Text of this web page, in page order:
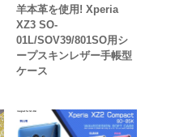
羊本革を使用! Xperia
XZ3 SO-
01L/SOV39/801SO用シ
ープスキンレザー手帳型
ケース